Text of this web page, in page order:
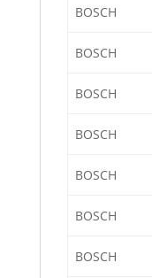
BOSCH
BOSCH
BOSCH
BOSCH
BOSCH
BOSCH
BOSCH